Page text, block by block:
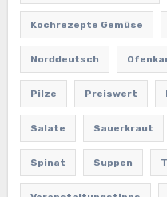
Kochrezepte Gemüse
Norddeutsch
Pilze Preiswert
Salate Sauerkraut
Spinat Suppen